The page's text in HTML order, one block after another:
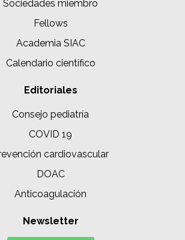
Sociedades miembro
Fellows
Academia SIAC
Calendario científico
Editoriales
Consejo pediatría
COVID 19
cardiovascular
DOAC
Anticoagulación
Newsletter